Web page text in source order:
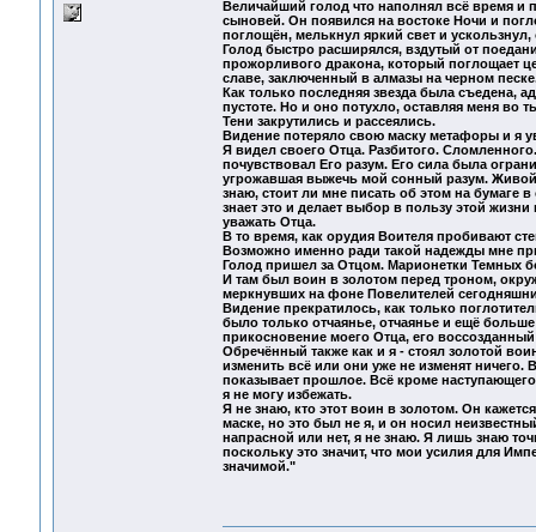
Величайший голод что наполнял всё время и
сыновей. Он появился на востоке Ночи и
поглощён, мелькнул яркий свет и ускользнул,
Голод быстро расширялся, вздутый от
прожорливого дракона, который поглощает
славе, заключенный в алмазы на черном
Как только последняя звезда была съедена,
пустоте. Но и оно потухло, оставляя меня во
Тени закрутились и рассеялись.
Видение потеряло свою маску метафоры и я
Я видел своего Отца. Разбитого.
почувствовал Его разум. Его сила была
угрожавшая выжечь мой сонный разум. Живой
знаю, стоит ли мне писать об этом на бумаге
знает это и делает выбор в пользу этой
уважать Отца.
В то время, как орудия Воителя пробивают
Возможно именно ради такой надежды мне
Голод пришел за Отцом. Марионетки Темных
И там был воин в золотом перед троном,
меркнувших на фоне Повелителей
Видение прекратилось, как только
было только отчаянье, отчаянье и ещё
прикосновение моего Отца, его
Обречённый также как и я - стоял золотой
изменить всё или они уже не изменят
показывает прошлое. Всё кроме
я не могу избежать.
Я не знаю, кто этот воин в золотом. Он
маске, но это был не я, и он носил
напрасной или нет, я не знаю. Я лишь знаю
поскольку это значит, что мои усилия для
значимой."